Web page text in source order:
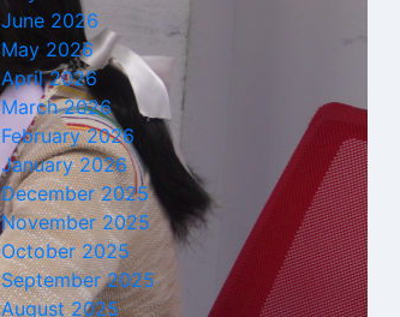
June 2026
May 2026
April 2026
March 2026
February 2026
January 2026
December 2025
November 2025
October 2025
September 2025
August 2025